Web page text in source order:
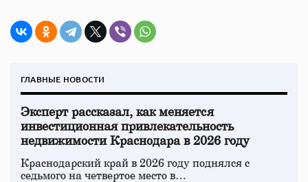
ГЛАВНЫЕ НОВОСТИ
Эксперт рассказал, как меняется
инвестиционная привлекательность
недвижимости Краснодара в 2026 году
Краснодарский край в 2026 году поднялся с
седьмого на четвертое место в…